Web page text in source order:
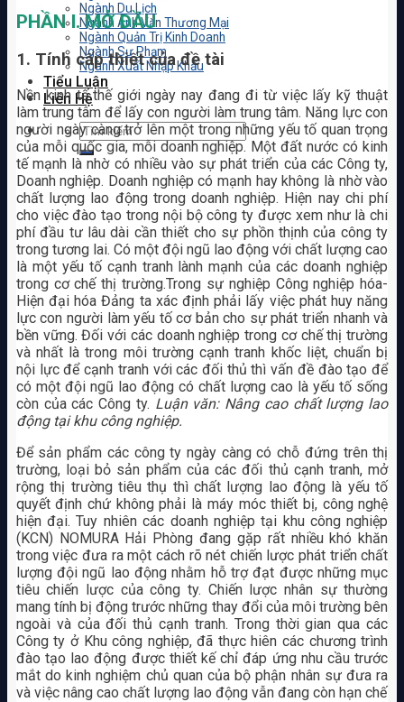
Ngành Du Lịch
Ngành Anh Văn Thương Mại
Ngành Quản Trị Kinh Doanh
Ngành Sư Phạm
Ngành Xuất Nhập Khẩu
Tiểu Luận
Liên Hệ
PHẦN I. MỞ ĐẦU
1. Tính cấp thiết của đề tài
Nền kinh tế thế giới ngày nay đang đi từ việc lấy kỹ thuật
làm trung tâm để lấy con người làm trung tâm. Năng lực con
người ngày càng trở lên một trong những yếu tố quan trọng
của mỗi quốc gia, mỗi doanh nghiệp. Một đất nước có kinh
tế mạnh là nhờ có nhiều vào sự phát triển của các Công ty,
Doanh nghiệp. Doanh nghiệp có mạnh hay không là nhờ vào
chất lượng lao động trong doanh nghiệp. Hiện nay chi phí
cho việc đào tạo trong nội bộ công ty được xem như là chi
phí đầu tư lâu dài cần thiết cho sự phồn thịnh của công ty
trong tương lai. Có một đội ngũ lao động với chất lượng cao
là một yếu tố cạnh tranh lành mạnh của các doanh nghiệp
trong cơ chế thị trường.Trong sự nghiệp Công nghiệp hóa-
Hiện đại hóa Đảng ta xác định phải lấy việc phát huy năng
lực con người làm yếu tố cơ bản cho sự phát triển nhanh và
bền vững. Đối với các doanh nghiệp trong cơ chế thị trường
và nhất là trong môi trường cạnh tranh khốc liệt, chuẩn bị
nội lực để cạnh tranh với các đối thủ thì vấn đề đào tạo để
có một đội ngũ lao động có chất lượng cao là yếu tố sống
còn của các Công ty. Luận văn: Nâng cao chất lượng lao
động tại khu công nghiệp.
Để sản phẩm các công ty ngày càng có chỗ đứng trên thị
trường, loại bỏ sản phẩm của các đối thủ cạnh tranh, mở
rộng thị trường tiêu thụ thì chất lượng lao động là yếu tố
quyết định chứ không phải là máy móc thiết bị, công nghệ
hiện đại. Tuy nhiên các doanh nghiệp tại khu công nghiệp
(KCN) NOMURA Hải Phòng đang gặp rất nhiều khó khăn
trong việc đưa ra một cách rõ nét chiến lược phát triển chất
lượng đội ngũ lao động nhằm hỗ trợ đạt được những mục
tiêu chiến lược của công ty. Chiến lược nhân sự thường
mang tính bị động trước những thay đổi của môi trường bên
ngoài và của đối thủ cạnh tranh. Trong thời gian qua các
Công ty ở Khu công nghiệp, đã thực hiên các chương trình
đào tạo lao động được thiết kế chỉ đáp ứng nhu cầu trước
mắt do kinh nghiệm chủ quan của bộ phận nhân sự đưa ra
và việc nâng cao chất lượng lao động vẫn đang còn hạn chế